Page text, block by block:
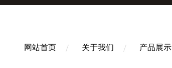
网站首页 关于我们 产品展示